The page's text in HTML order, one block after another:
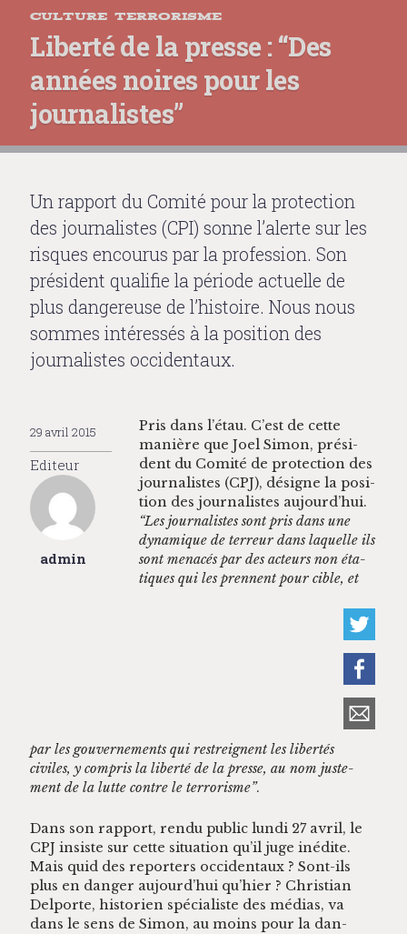
CULTURE ,TERRORISME
Liberté de la presse : “Des
années noires pour les
journalistes”
Un rapport du Comité pour la protection
des journalistes (CPI) sonne l’alerte sur les
risques encourus par la profession. Son
président qualifie la période actuelle de
plus dangereuse de l’histoire. Nous nous
sommes intéressés à la position des
journalistes occidentaux.
29 avril 2015
Editeur
admin
Pris dans l’étau. C’est de cette
manière que Joel Simon, prési­
dent du Comité de pro­tec­tion des
jour­nal­istes (CPJ), désigne la posi­
tion des jour­nal­istes aujourd’hui.
“Les jour­nal­istes sont pris dans une
dynamique de ter­reur dans laque­lle ils
sont men­acés par des acteurs non éta­
tiques qui les pren­nent pour cible, et
par les gou­verne­ments qui restreignent les lib­ertés
civiles, y com­pris la lib­erté de la presse, au nom juste­
ment de la lutte con­tre le ter­ror­isme”.
Dans son rap­port, ren­du pub­lic lun­di 27 avril, le
CPJ insiste sur cette sit­u­a­tion qu’il juge inédite.
Mais quid des reporters occi­den­taux ? Sont-ils
plus en dan­ger aujour­d’hui qu’hi­er ? Chris­t­ian
Del­porte, his­to­rien spé­cial­iste des médias, va
dans le sens de Simon, au moins pour la dan­